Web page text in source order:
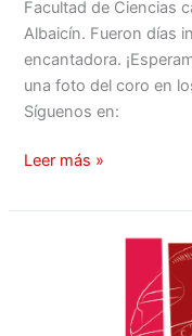
Facultad de Ciencias
Albaicín. Fueron días
encantadora.
una foto del coro en
Síguenos en:
Leer más »